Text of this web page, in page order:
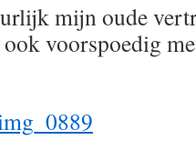
mijn oude
voorspoedig